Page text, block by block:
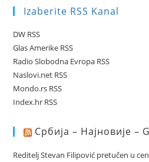
Izaberite RSS Kanal
DW RSS
Glas Amerike RSS
Radio Slobodna Evropa RSS
Naslovi.net RSS
Mondo.rs RSS
Index.hr RSS
Србија – Најновије –
Reditelj Stevan Filipović pretučen u